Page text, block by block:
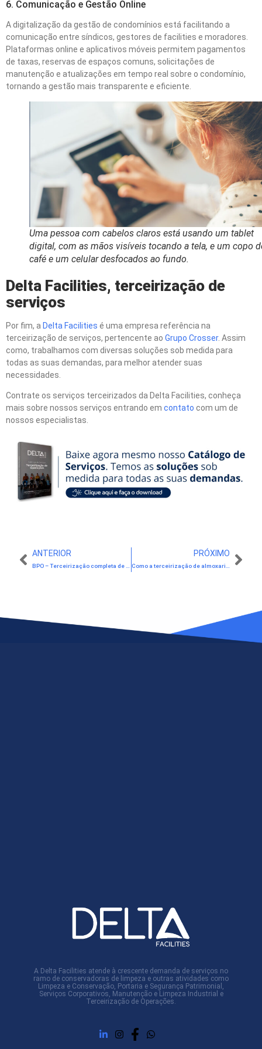
6. Comunicação e Gestão Online
A digitalização da gestão de condomínios está facilitando a
comunicação entre síndicos, gestores de facilities e moradores.
Plataformas online e aplicativos móveis permitem pagamentos
de taxas, reservas de espaços comuns, solicitações de
manutenção e atualizações em tempo real sobre o condomínio,
tornando a gestão mais transparente e eficiente.
Uma pessoa com cabelos claros está usando um tablet
digital, com as mãos visíveis tocando a tela, e um copo
café e um celular desfocados ao fundo.
Delta Facilities, terceirização de
serviços
Por fim, a Delta Facilities é uma empresa referência na
terceirização de serviços, pertencente ao Grupo Crosser. Assim
como, trabalhamos com diversas soluções sob medida para
todas as suas demandas, para melhor atender suas
necessidades.
Contrate os serviços terceirizados da Delta Facilities, conheça
mais sobre nossos serviços entrando em contato com um de
nossos especialistas.
ANTERIOR PRÓXIMO
A Delta Facilities atende à crescente demanda de serviços no
ramo de conservadoras de limpeza e outras atividades como
Limpeza e Conservação, Portaria e Segurança Patrimonial,
Serviços Corporativos, Manutenção e Limpeza Industrial e
Terceirização de Operações.